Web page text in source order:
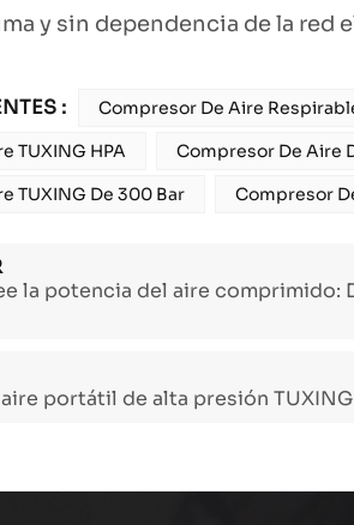
y sin dependencia de la red
: Compresor De Aire
TUXING HPA
Compresor De Aire
TUXING De 300 Bar
Compresor
la potencia del aire
portátil de alta presión TUXING